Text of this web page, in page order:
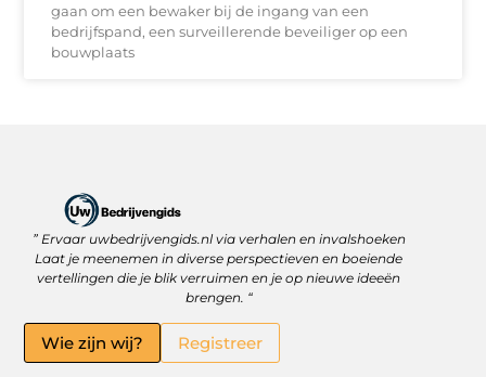
gaan om een bewaker bij de ingang van een
bedrijfspand, een surveillerende beveiliger op een
bouwplaats
” Ervaar uwbedrijvengids.nl via verhalen en invalshoeken
Laat je meenemen in diverse perspectieven en boeiende
vertellingen die je blik verruimen en je op nieuwe ideeën
brengen. “
Wie zijn wij? Registreer